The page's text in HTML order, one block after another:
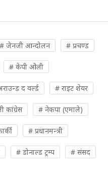
# जेनजी आन्दोलन # प्रचण्ड
# केपी ओली
द वर्ल्ड # राइट शेयर
कांग्रेस # नेकपा (एमाले)
# प्रधानमन्त्री
# डोनाल्ड ट्रम्प # संसद